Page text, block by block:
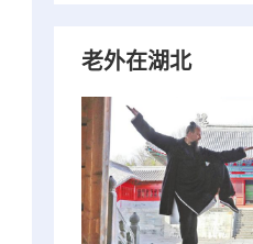
老外在湖北